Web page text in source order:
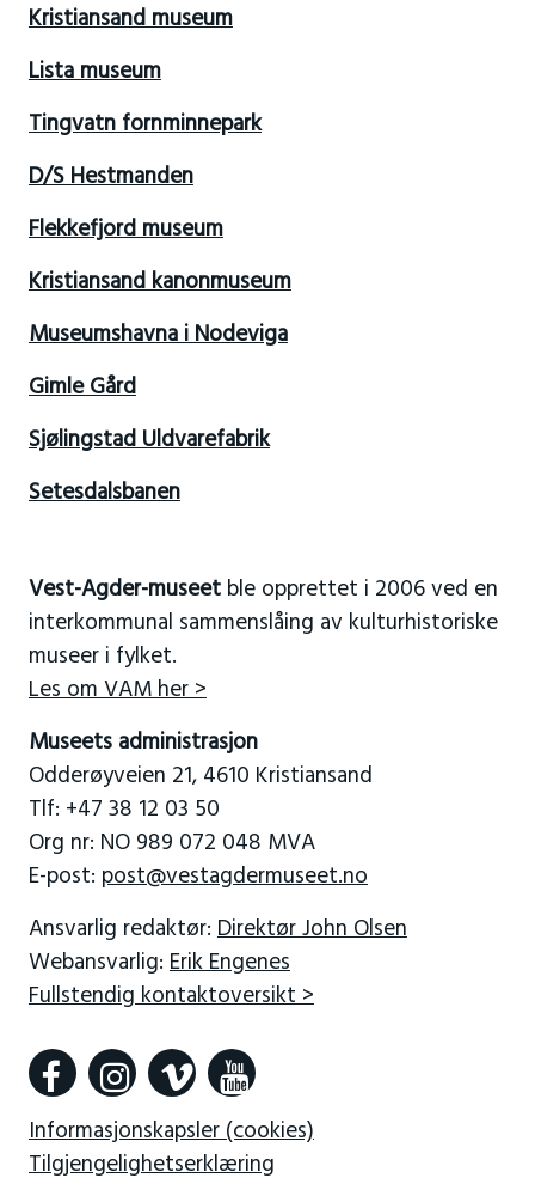
Kristiansand museum
Lista museum
Tingvatn fornminnepark
D/S Hestmanden
Flekkefjord museum
Kristiansand kanonmuseum
Museumshavna i Nodeviga
Gimle Gård
Sjølingstad Uldvarefabrik
Setesdalsbanen
Vest-Agder-museetble opprettet i 2006 ved en
interkommunal sammenslåing av kulturhistoriske
museer i fylket.
Les om VAM her >
Museets administrasjon
Odderøyveien 21, 4610 Kristiansand
Tlf: +47 38 12 03 50
Org nr: NO 989 072 048 MVA
E-post: post@vestagdermuseet.no
Ansvarlig redaktør: Direktør John Olsen
Webansvarlig: Erik Engenes
Fullstendig kontaktoversikt >
Informasjonskapsler (cookies)
Tilgjengelighetserklæring